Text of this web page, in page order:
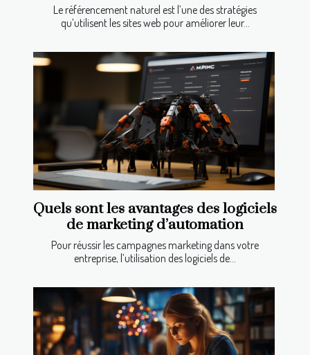
Le référencement naturel est l’une des stratégies
qu’utilisent les sites web pour améliorer leur...
Quels sont les avantages des logiciels
de marketing d’automation
Pour réussir les campagnes marketing dans votre
entreprise, l’utilisation des logiciels de...